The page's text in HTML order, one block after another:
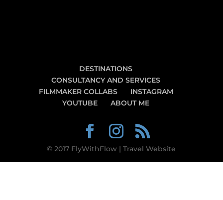
DESTINATIONS
CONSULTANCY AND SERVICES
FILMMAKER COLLABS
INSTAGRAM
YOUTUBE
ABOUT ME
© 2017 FlyWithFlow | Travel Website